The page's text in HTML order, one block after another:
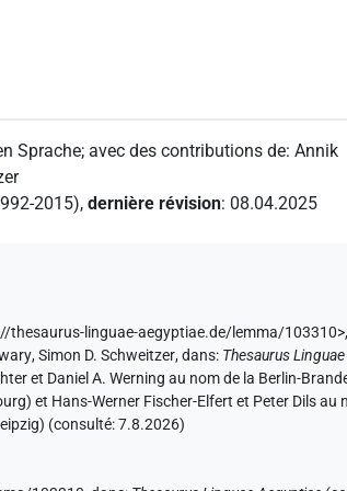
Sprache;avec des contributions de:Annik
2015),dernière révision: 08.04.2025
thesaurus-linguae-aegyptiae.de/lemma/103310>
,Simon D. Schweitzer,dans: Thesaurus
et Daniel A. Werning au nom de la Berlin-
et Hans-Werner Fischer-Elfert et Peter Dils
(consulté:7.8.2026)